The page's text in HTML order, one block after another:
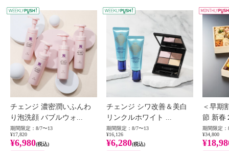
WEEKLY PUSH
チェンジ 濃密潤いふんわ
り泡洗顔 バブルウォ...
期間限定：8/7〜13
¥17,820
¥6,980(税込)
チェンジ シワ改善＆美白
リンクルホワイト ...
期間限定：8/7〜13
¥16,126
¥6,280(税込)
＜早期
節 新春
期間限定：
¥34,800